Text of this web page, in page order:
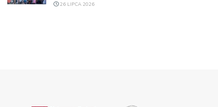
26 LIPCA 2026